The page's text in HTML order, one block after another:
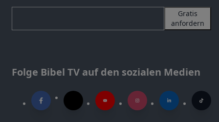
Gratis
anfordern
Folge Bibel TV auf den sozialen Medien